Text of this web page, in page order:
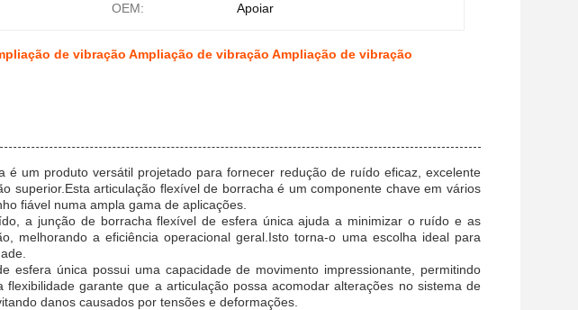
OEM: Apoiar
de vibração Ampliação de vibração Ampliação de vibração
é um produto versátil projetado para fornecer redução de ruído eficaz, excelente
superior.Esta articulação flexível de borracha é um componente chave em vários
fiável numa ampla gama de aplicações.
a junção de borracha flexível de esfera única ajuda a minimizar o ruído e as
melhorando a eficiência operacional geral.Isto torna-o uma escolha ideal para
esfera única possui uma capacidade de movimento impressionante, permitindo
flexibilidade garante que a articulação possa acomodar alterações no sistema de
danos causados por tensões e deformações.